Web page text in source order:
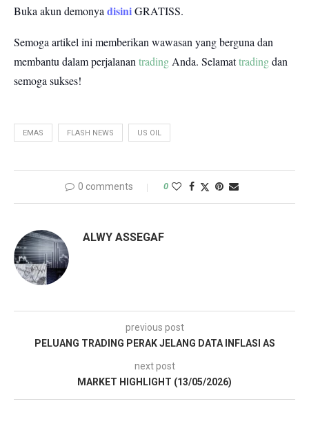
Buka akun demonya disiniGRATISS.
Semoga artikel ini memberikan wawasan yang berguna dan
membantu dalam perjalanan trading Anda. Selamattradingdan
semoga sukses!
EMAS FLASH NEWS US OIL
0 comments 0
ALWY ASSEGAF
previous post
PELUANG TRADING PERAK JELANG DATA INFLASI AS
next post
MARKET HIGHLIGHT (13/05/2026)